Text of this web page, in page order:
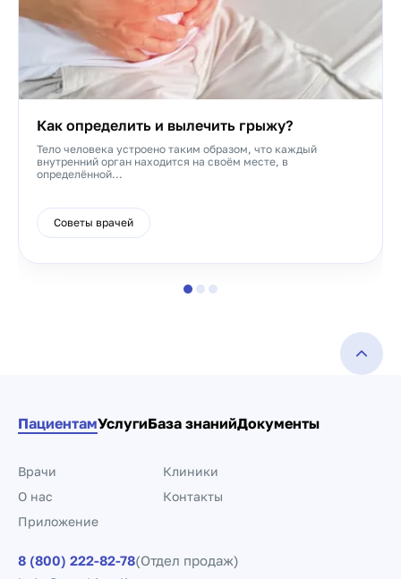
Как определить и вылечить грыжу?
Тело человека устроено таким образом, что каждый
внутренний орган находится на своём месте, в
определённой...
Советы врачей
ПациентамУслугиБаза знанийДокументы
Врачи
Клиники
О нас
Контакты
Приложение
8 (800) 222-82-78(Отдел продаж)